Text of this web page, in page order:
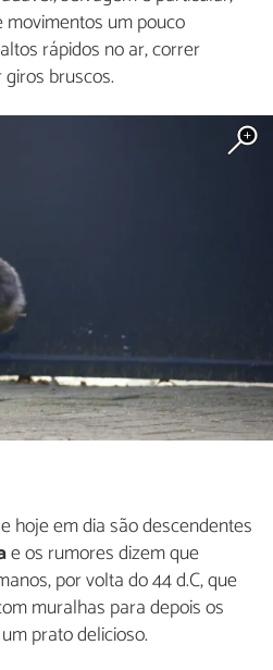
um pouco
rápidos no ar, correr
bruscos.
hoje em dia são descendentes
e os rumores dizem que
por volta do 44 d.C, que
muralhas para depois os
prato delicioso.